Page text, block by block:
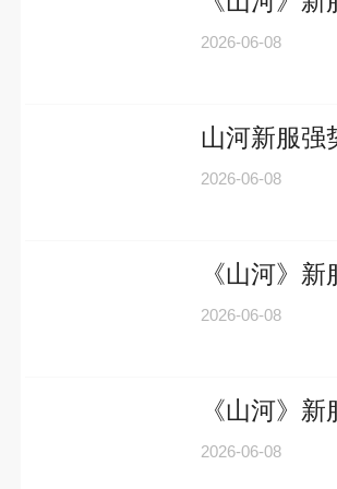
2026-06-08
山河新服强
2026-06-08
《山河》
2026-06-08
《山河》
2026-06-08